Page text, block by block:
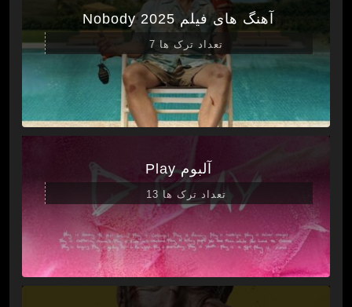
آهنگ های فیلم Nobody 2025
تعداد ترک ها 7
آلبوم Play
تعداد ترک ها 13